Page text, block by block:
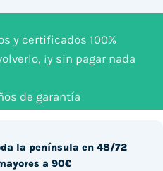
y certificados 100%
¡y sin pagar nada
de garantía
la península en 48/72
a 90€